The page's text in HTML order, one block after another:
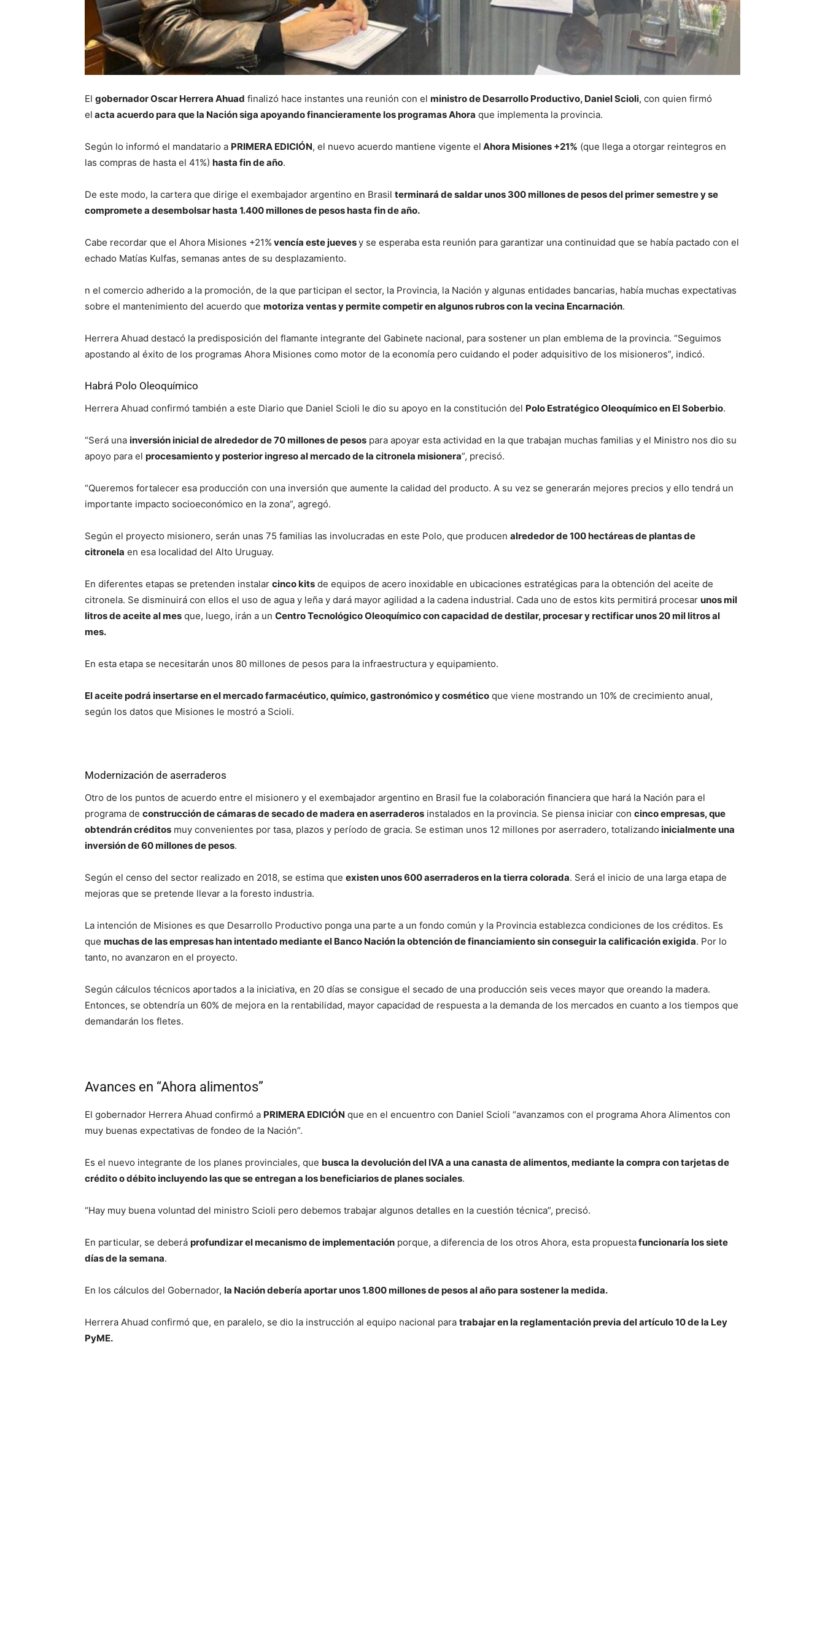
El gobernador Oscar Herrera Ahuad finalizó hace instantes una reunión con el ministro de Desarrollo Productivo, Daniel Scioli, con quien firmó
el acta acuerdo para que la Nación siga apoyando financieramente los programas Ahora que implementa la provincia.
Según lo informó el mandatario a PRIMERA EDICIÓN, el nuevo acuerdo mantiene vigente el Ahora Misiones +21% (que llega a otorgar reintegros en
las compras de hasta el 41%) hasta fin de año.
De este modo, la cartera que dirige el exembajador argentino en Brasil terminará de saldar unos 300 millones de pesos del primer semestre y se
compromete a desembolsar hasta 1.400 millones de pesos hasta fin de año.
Cabe recordar que el Ahora Misiones +21% vencía este juevesy se esperaba esta reunión para garantizar una continuidad que se había pactado con el
echado Matías Kulfas, semanas antes de su desplazamiento.
n el comercio adherido a la promoción, de la que participan el sector, la Provincia, la Nación y algunas entidades bancarias, había muchas expectativas
sobre el mantenimiento del acuerdo que motoriza ventas y permite competir en algunos rubros con la vecina Encarnación.
Herrera Ahuad destacó la predisposición del flamante integrante del Gabinete nacional, para sostener un plan emblema de la provincia. “Seguimos
apostando al éxito de los programas Ahora Misiones como motor de la economía pero cuidando el poder adquisitivo de los misioneros”, indicó.
Habrá Polo Oleoquímico
Herrera Ahuad confirmó también a este Diario que Daniel Scioli le dio su apoyo en la constitución del Polo Estratégico Oleoquímico en El Soberbio.
“Será una inversión inicial de alrededor de 70 millones de pesos para apoyar esta actividad en la que trabajan muchas familias y el Ministro nos dio su
apoyo para el procesamiento y posterior ingreso al mercado de la citronela misionera”, precisó.
“Queremos fortalecer esa producción con una inversión que aumente la calidad del producto. A su vez se generarán mejores precios y ello tendrá un
importante impacto socioeconómico en la zona”, agregó.
Según el proyecto misionero, serán unas 75 familias las involucradas en este Polo, que producen alrededor de 100 hectáreas de plantas de
citronela en esa localidad del Alto Uruguay.
En diferentes etapas se pretenden instalar cinco kits de equipos de acero inoxidable en ubicaciones estratégicas para la obtención del aceite de
citronela. Se disminuirá con ellos el uso de agua y leña y dará mayor agilidad a la cadena industrial. Cada uno de estos kits permitirá procesar unos mil
litros de aceite al mes que, luego, irán a un Centro Tecnológico Oleoquímico con capacidad de destilar, procesar y rectificar unos 20 mil litros al
mes.
En esta etapa se necesitarán unos 80 millones de pesos para la infraestructura y equipamiento.
El aceite podrá insertarse en el mercado farmacéutico, químico, gastronómico y cosmético que viene mostrando un 10% de crecimiento anual,
según los datos que Misiones le mostró a Scioli.
Modernización de aserraderos
Otro de los puntos de acuerdo entre el misionero y el exembajador argentino en Brasil fue la colaboración financiera que hará la Nación para el
programa de construcción de cámaras de secado de madera en aserraderos instalados en la provincia. Se piensa iniciar con cinco empresas, que
obtendrán créditos muy convenientes por tasa, plazos y período de gracia. Se estiman unos 12 millones por aserradero, totalizando inicialmente una
inversión de 60 millones de pesos.
Según el censo del sector realizado en 2018, se estima que existen unos 600 aserraderos en la tierra colorada. Será el inicio de una larga etapa de
mejoras que se pretende llevar a la foresto industria.
La intención de Misiones es que Desarrollo Productivo ponga una parte a un fondo común y la Provincia establezca condiciones de los créditos. Es
que muchas de las empresas han intentado mediante el Banco Nación la obtención de financiamiento sin conseguir la calificación exigida. Por lo
tanto, no avanzaron en el proyecto.
Según cálculos técnicos aportados a la iniciativa, en 20 días se consigue el secado de una producción seis veces mayor que oreando la madera.
Entonces, se obtendría un 60% de mejora en la rentabilidad, mayor capacidad de respuesta a la demanda de los mercados en cuanto a los tiempos que
demandarán los fletes.
Avances en “Ahora alimentos”
El gobernador Herrera Ahuad confirmó a PRIMERA EDICIÓN que en el encuentro con Daniel Scioli “avanzamos con el programa Ahora Alimentos con
muy buenas expectativas de fondeo de la Nación”.
Es el nuevo integrante de los planes provinciales, que busca la devolución del IVA a una canasta de alimentos, mediante la compra con tarjetas de
crédito o débito incluyendo las que se entregan a los beneficiarios de planes sociales.
“Hay muy buena voluntad del ministro Scioli pero debemos trabajar algunos detalles en la cuestión técnica”, precisó.
En particular, se deberá profundizar el mecanismo de implementación porque, a diferencia de los otros Ahora, esta propuestafuncionaría los siete
días de la semana.
En los cálculos del Gobernador, la Nación debería aportar unos 1.800 millones de pesos al año para sostener la medida.
Herrera Ahuad confirmó que, en paralelo, se dio la instrucción al equipo nacional para trabajar en la reglamentación previa del artículo 10 de la Ley
PyME.